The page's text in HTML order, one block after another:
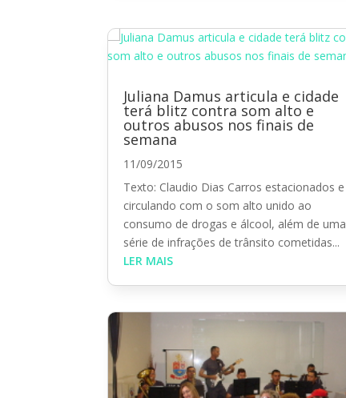
Juliana Damus articula e cidade
terá blitz contra som alto e
outros abusos nos finais de
semana
11/09/2015
Texto: Claudio Dias Carros estacionados e
circulando com o som alto unido ao
consumo de drogas e álcool, além de uma
série de infrações de trânsito cometidas...
LER MAIS